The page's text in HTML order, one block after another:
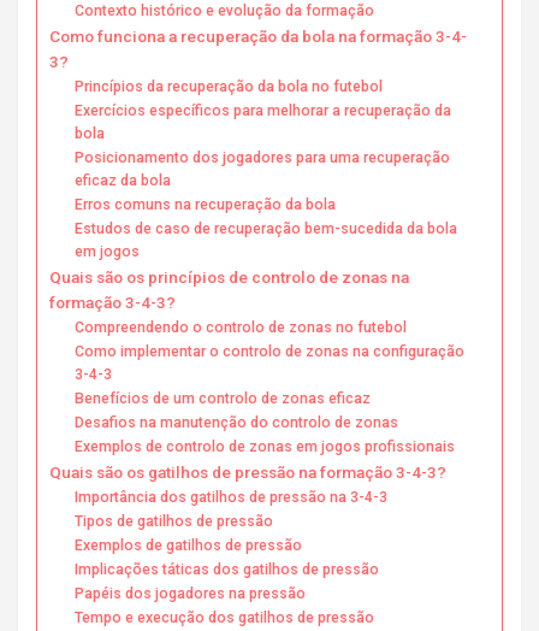
Contexto histórico e evolução da formação
Como funciona a recuperação da bola na formação 3-4-
3?
Princípios da recuperação da bola no futebol
Exercícios específicos para melhorar a recuperação da
bola
Posicionamento dos jogadores para uma recuperação
eficaz da bola
Erros comuns na recuperação da bola
Estudos de caso de recuperação bem-sucedida da bola
em jogos
Quais são os princípios de controlo de zonas na
formação 3-4-3?
Compreendendo o controlo de zonas no futebol
Como implementar o controlo de zonas na configuração
3-4-3
Benefícios de um controlo de zonas eficaz
Desafios na manutenção do controlo de zonas
Exemplos de controlo de zonas em jogos profissionais
Quais são os gatilhos de pressão na formação 3-4-3?
Importância dos gatilhos de pressão na 3-4-3
Tipos de gatilhos de pressão
Exemplos de gatilhos de pressão
Implicações táticas dos gatilhos de pressão
Papéis dos jogadores na pressão
Tempo e execução dos gatilhos de pressão